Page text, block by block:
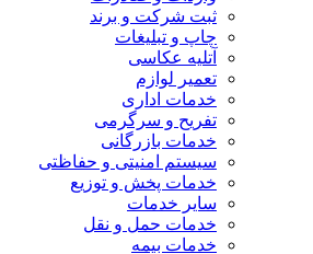
ثبت شرکت و برند
چاپ و تبلیغات
آتلیه عکاسی
تعمیر لوازم
خدمات اداری
تفریح و سرگرمی
خدمات بازرگانی
سیستم امنیتی و حفاظتی
خدمات پخش و توزیع
سایر خدمات
خدمات حمل و نقل
خدمات بیمه